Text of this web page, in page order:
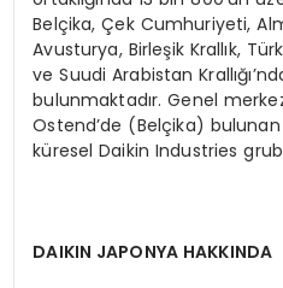
Belçika, Çek Cumhuriyeti,
Avusturya, Birleşik Krallık,
ve Suudi Arabistan
bulunmaktadır. Genel
Ostend’de (Belçika)
küresel Daikin Industries
DAIKIN JAPONYA HAKKINDA